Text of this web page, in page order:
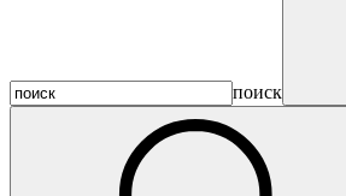
поиск